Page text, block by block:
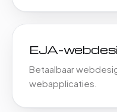
EJA-
Betaalbaar
webapplicaties.